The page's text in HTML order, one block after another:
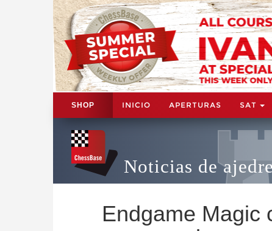
SHOP INICIO APERTURAS SAT
Noticias de
Endgame Magic